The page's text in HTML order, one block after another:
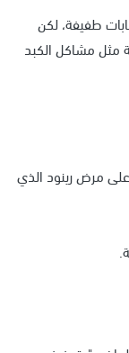
طفيفة، لكن
مثل مشاكل الكبد
مرض رينود الذي